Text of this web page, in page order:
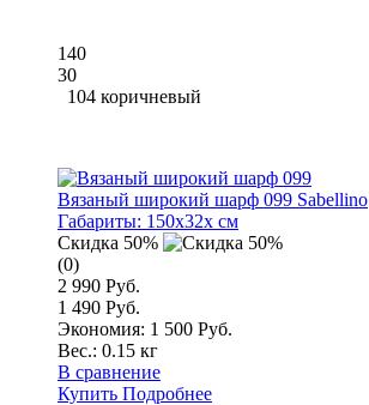
140
30
104 коричневый
Вязаный широкий шарф 099 Sabellino
Габариты: 150x32x см
Скидка 50%
(0)
2 990 Руб.
1 490 Руб.
Экономия: 1 500 Руб.
Вес.: 0.15 кг
В сравнение
Купить Подробнее